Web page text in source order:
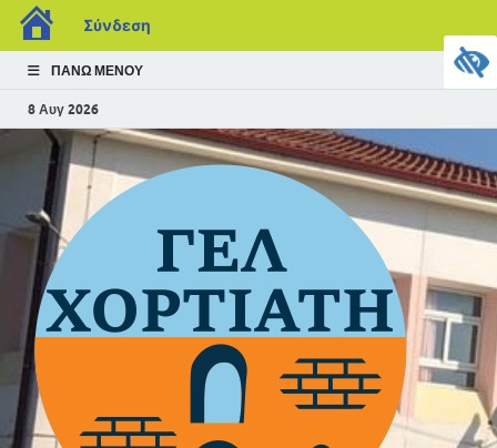
Σύνδεση
ΠΆΝΩ ΜΕΝΟΎ
8 Αυγ 2026